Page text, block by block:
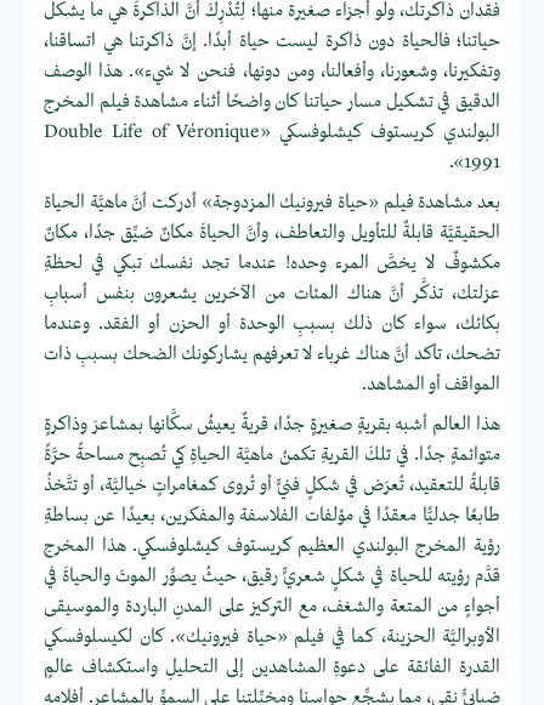
فقدان ذاكرتك، ولو أجزاء صغيرة منها؛ لِتُدْرِكَ أنَّ الذاكرةَ هي ما يشكل
حياتنا؛ فالحياة دون ذاكرة ليست حياة أبدًا. إنَّ ذاكرتنا هي اتساقنا،
وتفكيرنا، وشعورنا، وأفعالنا، ومن دونها، فنحن لا شيء». هذا الوصف
الدقيق في تشكيل مسار حياتنا كان واضحًا أثناء مشاهدة فيلم المخرج
البولندي كريستوف كيشلوفسكي «Double Life of Véronique
1991».
بعد مشاهدة فيلم «حياة فيرونيك المزدوجة» أدركت أنَّ ماهيَّة الحياة
الحقيقيَّة قابلةٌ للتأويل والتعاطف، وأنَّ الحياةَ مكانٌ ضيِّق جدًا، مكانٌ
مكشوفٌ لا يخصَّ المرء وحده! عندما تجد نفسك تبكي في لحظةِ
عزلتك، تذكَّر أنَّ هناك المئات من الآخرين يشعرون بنفس أسبابِ
بكائك، سواء كان ذلك بسببِ الوحدة أو الحزن أو الفقد. وعندما
تضحك، تأكد أنَّ هناك غرباء لا تعرفهم يشاركونك الضحك بسببِ ذات
المواقف أو المشاهد.
هذا العالم أشبه بقريةٍ صغيرةٍ جدًا، قريةٌ يعيشُ سكَّانها بمشاعرَ وذاكرةٍ
متوائمةٍ جدًا. في تلكَ القريةِ تكمنُ ماهيَّة الحياةِ كي تُصبِح مساحةً حرَّةً
قابلةً للتعقيد، تُعرَض في شكلٍ فنيٍّ أو تُروى كمغامراتٍ خياليَّة، أو تتَّخذُ
طابعًا جدليًّا معقدًا في مؤلفات الفلاسفة والمفكرين، بعيدًا عن بساطةِ
رؤية المخرج البولندي العظيم كريستوف كيشلوفسكي. هذا المخرج
قدَّم رؤيته للحياة في شكلٍ شعريٍّ رقيق، حيثُ يصوِّر الموتَ والحياةَ في
أجواءٍ من المتعة والشغف، مع التركيز على المدنِ الباردة والموسيقى
الأوبراليَّة الحزينة، كما في فيلم «حياة فيرونيك». كان لكيسلوفسكي
القدرة الفائقة على دعوةِ المشاهدين إلى التحليلِ واستكشاف عالمٍ
ضبابيٍّ نقي، مما يشجِّع حواسنا ومخيِّلتنا على السموِّ بالمشاعر. أفلامه